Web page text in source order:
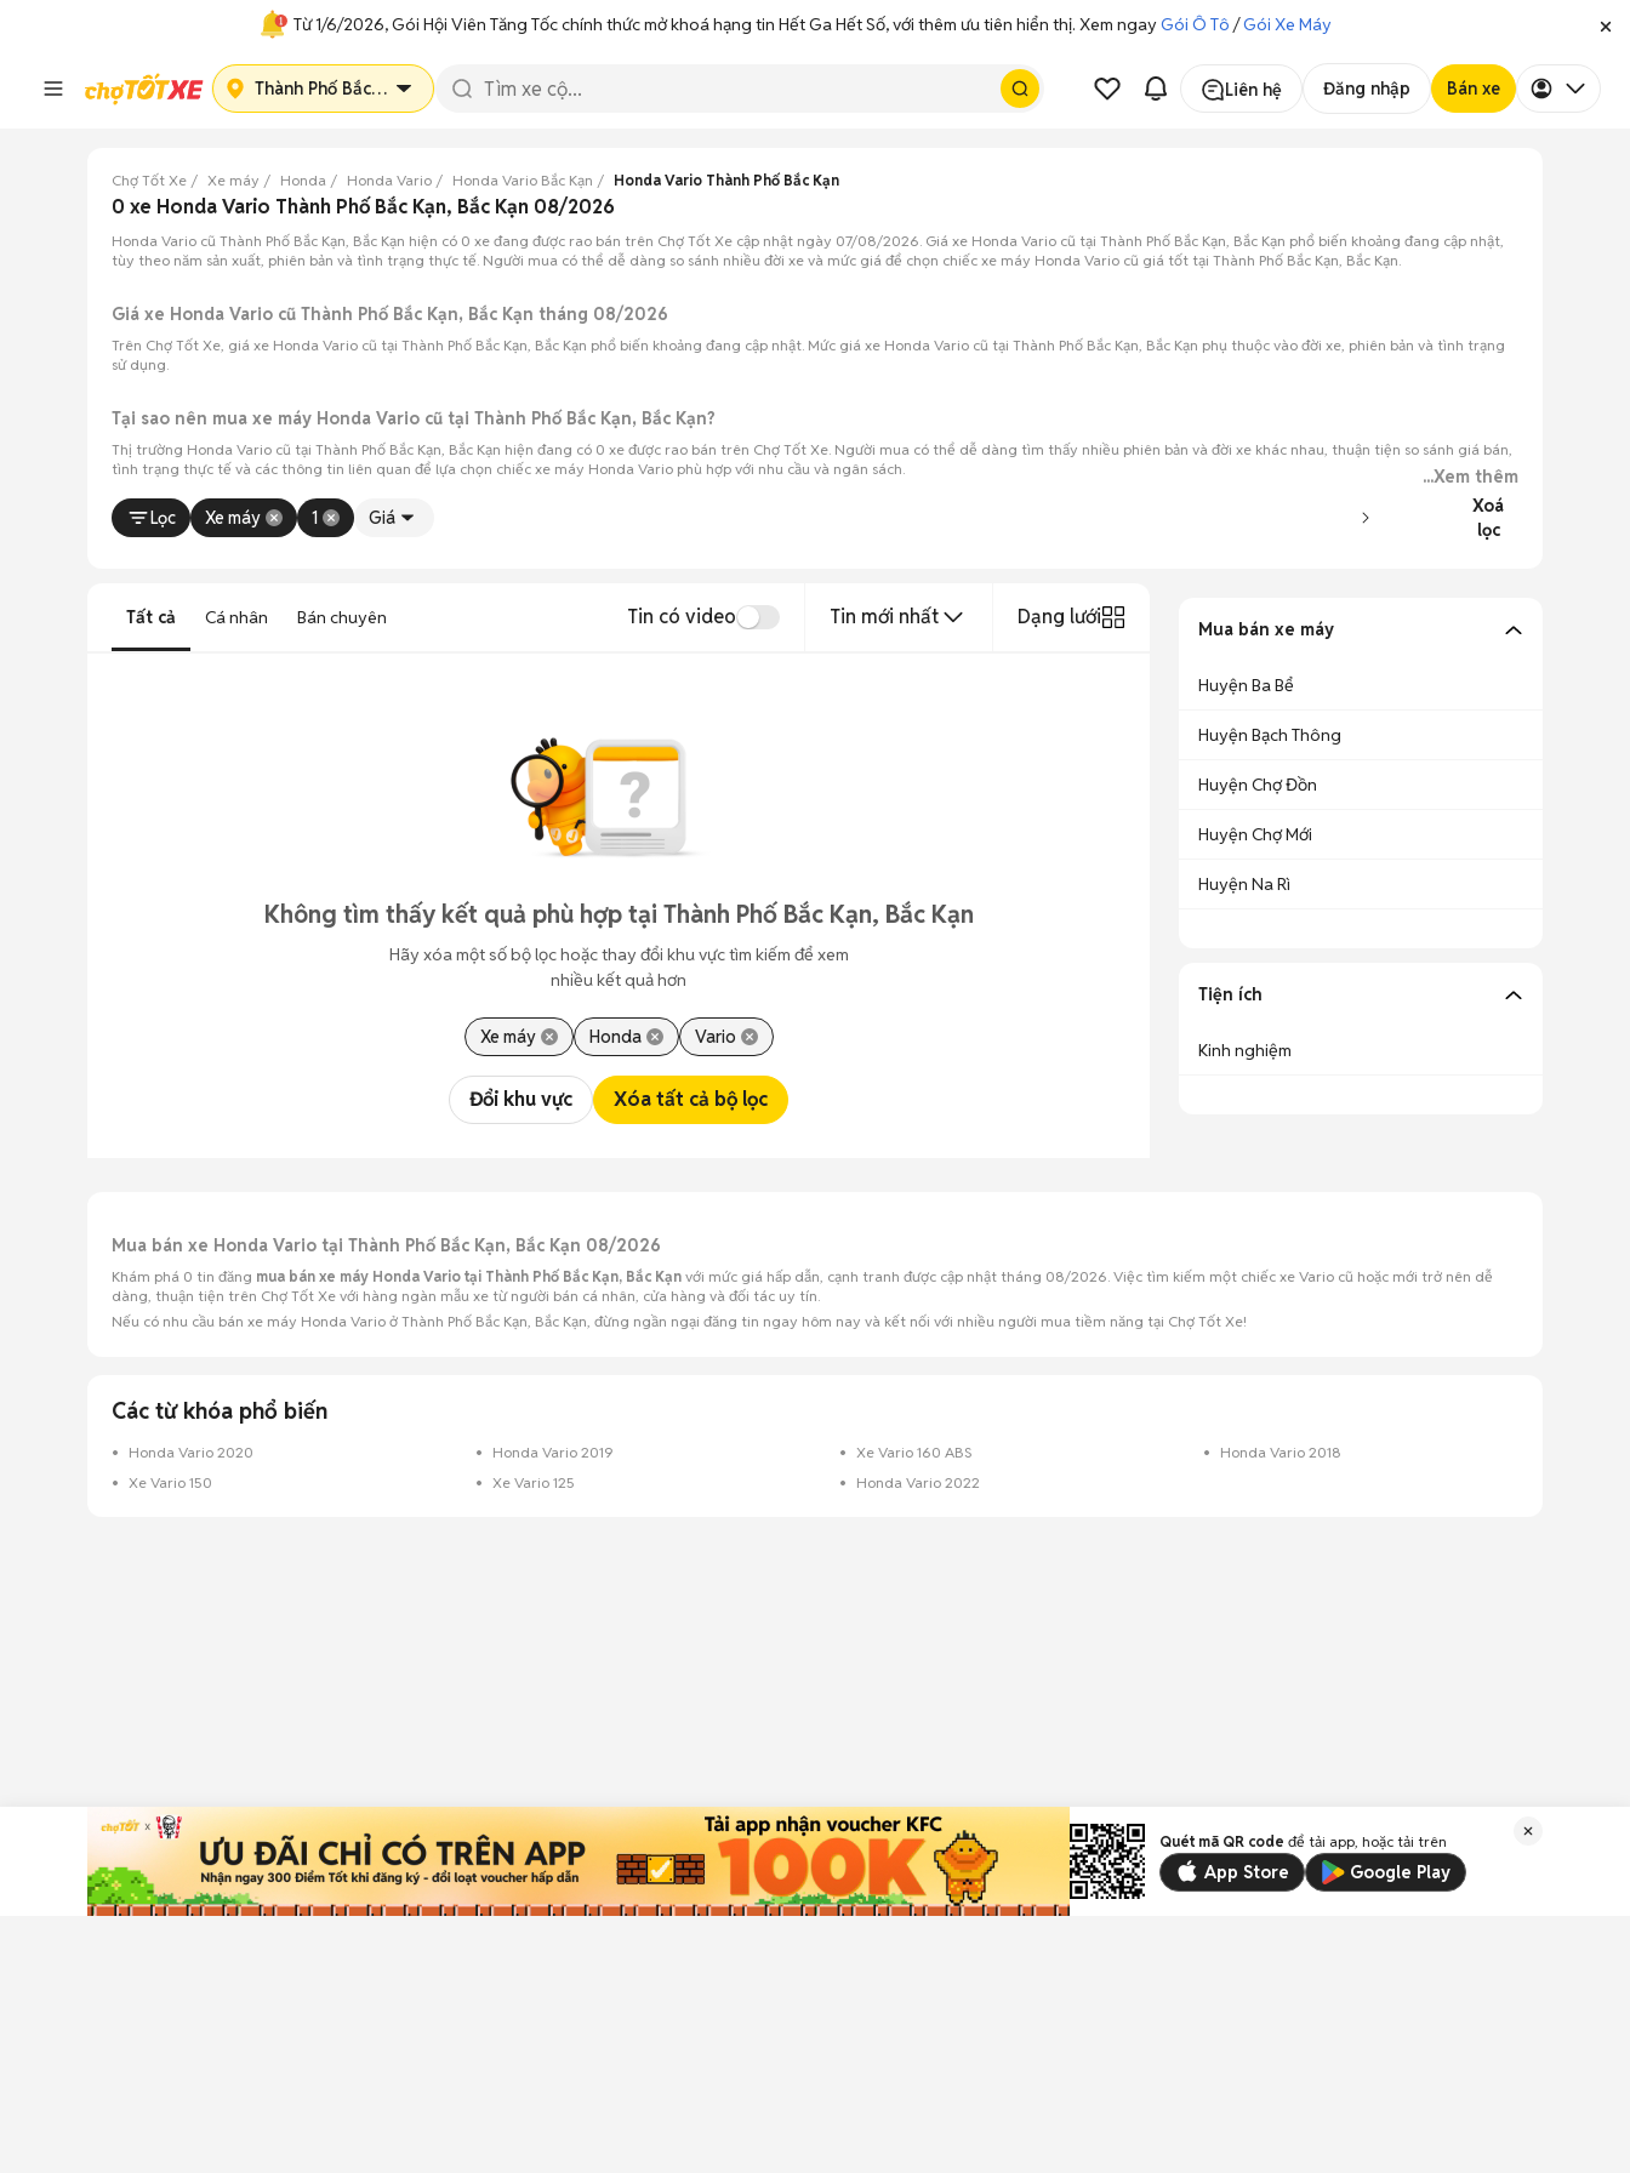
Từ 1/6/2026, Gói Hội Viên Tăng Tốc chính thức mở khoá hạng tin Hết Ga Hết Số, với thêm ưu tiên hiển thị. Xem ngayGói Ô Tô /Gói Xe Máy
Thành Phố Bắc Kạn Liên hệ Đăng nhập Bán xe
Chợ Tốt Xe Xe máy Honda Honda Vario Honda Vario Bắc Kạn Honda Vario Thành Phố Bắc Kạn
0 xe Honda Vario Thành Phố Bắc Kạn, Bắc Kạn 08/2026
Honda Vario cũ Thành Phố Bắc Kạn, Bắc Kạn hiện có 0 xe đang được rao bán trên Chợ Tốt Xe cập nhật ngày 07/08/2026. Giá xe Honda Vario cũ tại Thành Phố Bắc Kạn, Bắc Kạn phổ biến khoảng đang cập nhật,
tùy theo năm sản xuất, phiên bản và tình trạng thực tế. Người mua có thể dễ dàng so sánh nhiều đời xe và mức giá để chọn chiếc xe máy Honda Vario cũ giá tốt tại Thành Phố Bắc Kạn, Bắc Kạn.
Giá xe Honda Vario cũ Thành Phố Bắc Kạn, Bắc Kạn tháng 08/2026
Trên Chợ Tốt Xe, giá xe Honda Vario cũ tại Thành Phố Bắc Kạn, Bắc Kạn phổ biến khoảng đang cập nhật. Mức giá xe Honda Vario cũ tại Thành Phố Bắc Kạn, Bắc Kạn phụ thuộc vào đời xe, phiên bản và tình trạng
sử dụng.
Tại sao nên mua xe máy Honda Vario cũ tại Thành Phố Bắc Kạn, Bắc Kạn?
Thị trường Honda Vario cũ tại Thành Phố Bắc Kạn, Bắc Kạn hiện đang có 0 xe được rao bán trên Chợ Tốt Xe. Người mua có thể dễ dàng tìm thấy nhiều phiên bản và đời xe khác nhau, thuận tiện so sánh giá bán,
tình trạng thực tế và các thông tin liên quan để lựa chọn chiếc xe máy Honda Vario phù hợp với nhu cầu và ngân sách.
...Xem thêm
Lọc
Xe máy 1 Giá
Xoá
lọc
Tất cả Cá nhân Bán chuyên Tin có video Tin mới nhất Dạng lưới
Không tìm thấy kết quả phù hợp tại Thành Phố Bắc Kạn, Bắc Kạn
Hãy xóa một số bộ lọc hoặc thay đổi khu vực tìm kiếm để xem
nhiều kết quả hơn
Xe máy Honda Vario
Đổi khu vực Xóa tất cả bộ lọc
Mua bán xe máy
Huyện Ba Bể
Huyện Bạch Thông
Huyện Chợ Đồn
Huyện Chợ Mới
Huyện Na Rì
Tiện ích
Kinh nghiệm
Mua bán xe Honda Vario tại Thành Phố Bắc Kạn, Bắc Kạn 08/2026
Khám phá 0 tin đăng mua bán xe máy Honda Vario tại Thành Phố Bắc Kạn, Bắc Kạn với mức giá hấp dẫn, cạnh tranh được cập nhật tháng 08/2026. Việc tìm kiếm một chiếc xe Vario cũ hoặc mới trở nên dễ
dàng, thuận tiện trên Chợ Tốt Xe với hàng ngàn mẫu xe từ người bán cá nhân, cửa hàng và đối tác uy tín.
Nếu có nhu cầu bán xe máy Honda Vario ở Thành Phố Bắc Kạn, Bắc Kạn, đừng ngần ngại đăng tin ngay hôm nay và kết nối với nhiều người mua tiềm năng tại Chợ Tốt Xe!
Các từ khóa phổ biến
Honda Vario 2020 Honda Vario 2019 Xe Vario 160 ABS
Honda Vario 2018
Xe Vario 150
Xe Vario 125 Honda Vario 2022
Quét mã QR code để tải app, hoặc tải trên
App Store Google Play